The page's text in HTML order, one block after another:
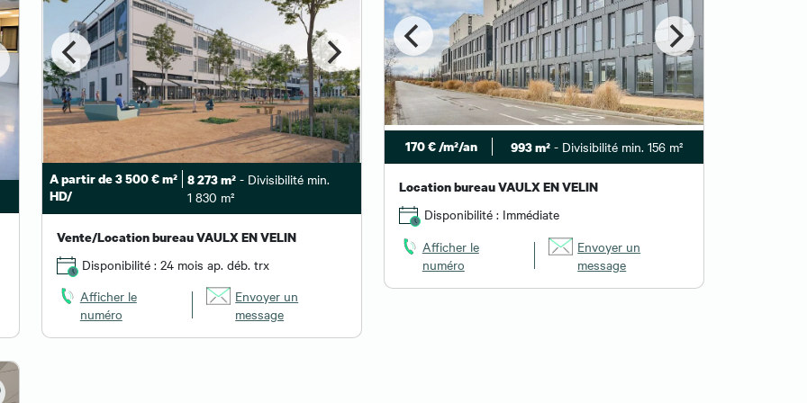
A partir de 3 500 € m²
HD/
8 273 m²- Divisibilité min.
1 830 m²
Vente/Location bureau VAULX EN VELIN
Disponibilité : 24 mois ap. déb. trx
Afficher le
numéro
Envoyer un
message
170 € /m²/an 993 m²- Divisibilité min. 156 m²
Location bureau VAULX EN VELIN
Disponibilité : Immédiate
Afficher le
numéro
Envoyer un
message